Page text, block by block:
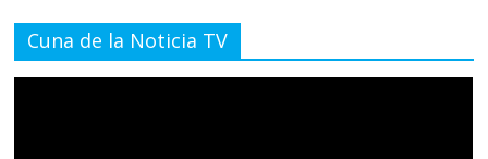
Cuna de la Noticia TV